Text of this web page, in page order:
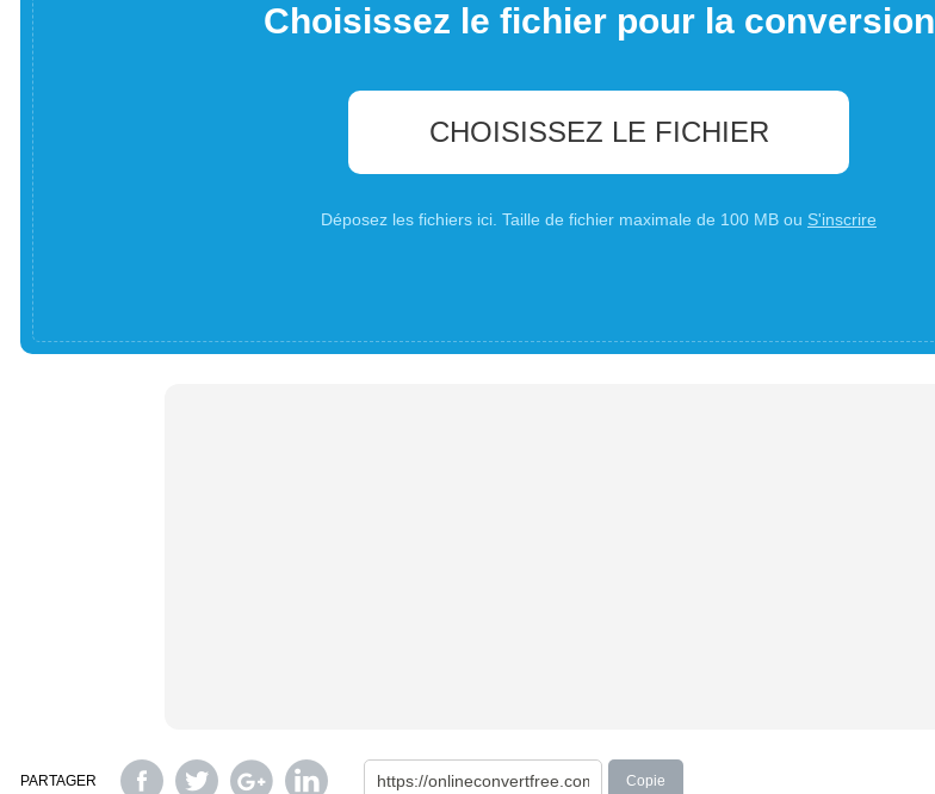
Choisissez le fichier pour la conversion
CHOISISSEZ LE FICHIER
Déposez les fichiers ici. Taille de fichier maximale de 100 MB ou S'inscrire
PARTAGER Copie